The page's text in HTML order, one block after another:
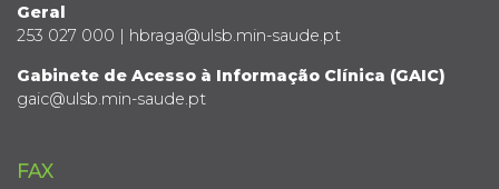
Geral
253 027 000 | hbraga@ulsb.min-saude.pt
Gabinete de Acesso à Informação Clínica (GAIC)
gaic@ulsb.min-saude.pt
FAX